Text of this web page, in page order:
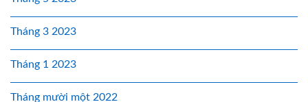
Tháng 3 2023
Tháng 1 2023
Tháng mười một 2022